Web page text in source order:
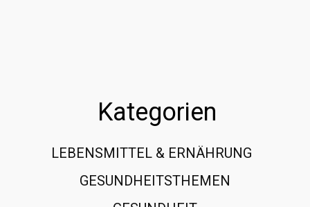
Kategorien
LEBENSMITTEL & ERNÄHRUNG
GESUNDHEITSTHEMEN